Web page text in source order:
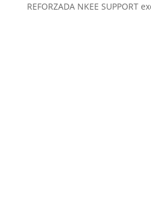
REFORZADA NKEE SUPPORT